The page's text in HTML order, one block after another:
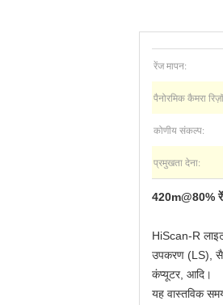
रेंज मापन:
पैनोरमिक कैमरा
कोणीय संकल्प:
प्रमुखता देना:
420m@80%
HiScan-R
उपकरण (LS),
कंप्यूटर, आदि।
यह वास्तविक